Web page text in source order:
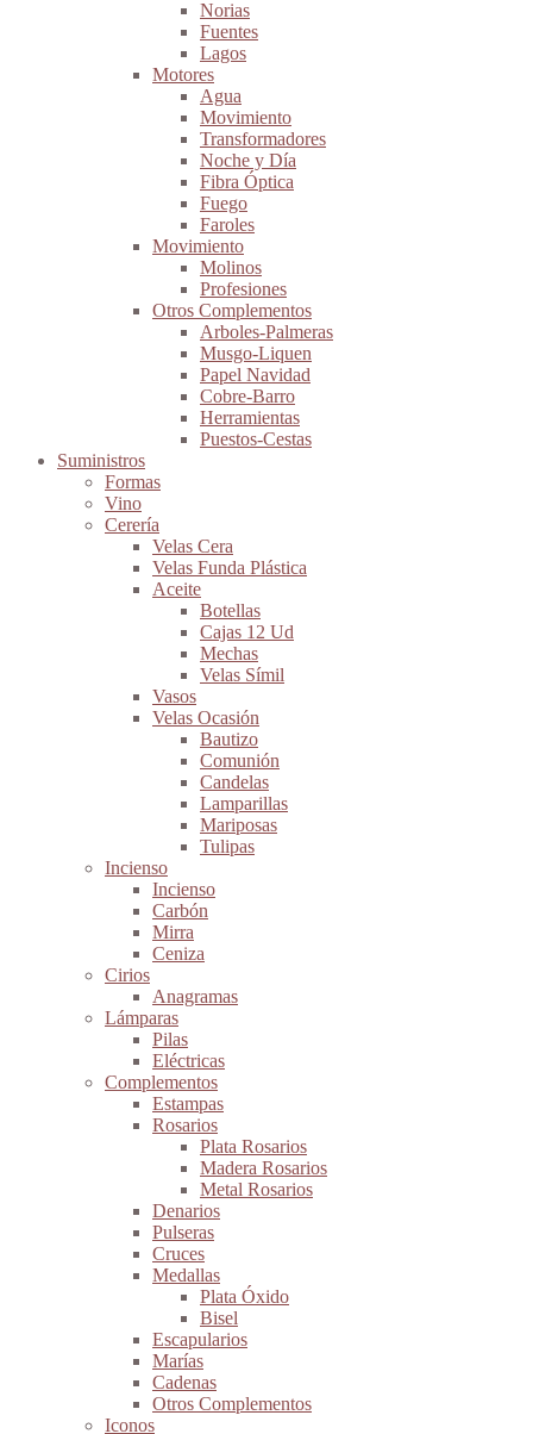
Norias
Fuentes
Lagos
Motores
Agua
Movimiento
Transformadores
Noche y Día
Fibra Óptica
Fuego
Faroles
Movimiento
Molinos
Profesiones
Otros Complementos
Arboles-Palmeras
Musgo-Liquen
Papel Navidad
Cobre-Barro
Herramientas
Puestos-Cestas
Suministros
Formas
Vino
Cerería
Velas Cera
Velas Funda Plástica
Aceite
Botellas
Cajas 12 Ud
Mechas
Velas Símil
Vasos
Velas Ocasión
Bautizo
Comunión
Candelas
Lamparillas
Mariposas
Tulipas
Incienso
Incienso
Carbón
Mirra
Ceniza
Cirios
Anagramas
Lámparas
Pilas
Eléctricas
Complementos
Estampas
Rosarios
Plata Rosarios
Madera Rosarios
Metal Rosarios
Denarios
Pulseras
Cruces
Medallas
Plata Óxido
Bisel
Escapularios
Marías
Cadenas
Otros Complementos
Iconos